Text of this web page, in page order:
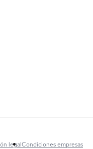
legalCondiciones empresas